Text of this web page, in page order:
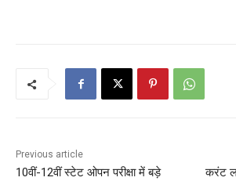
Previous article
10वीं-12वीं स्टेट ओपन परीक्षा में बड़े
करंट